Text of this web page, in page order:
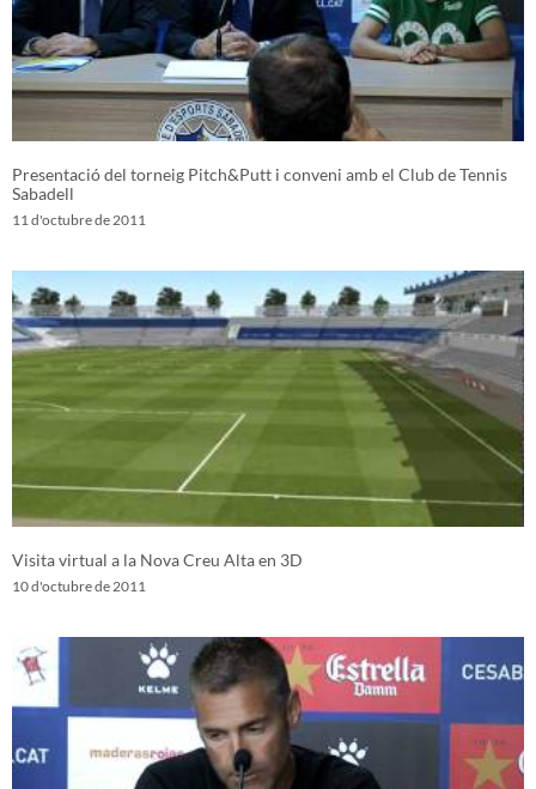
Presentació del torneig Pitch&Putt i conveni amb el Club de Tennis
Sabadell
11 d'octubre de 2011
Visita virtual a la Nova Creu Alta en 3D
10 d'octubre de 2011